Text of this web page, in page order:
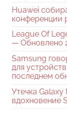
Huawei
конференции
League Of
— Обновлено
Samsung
для
последнем
Утечка
вдохновение